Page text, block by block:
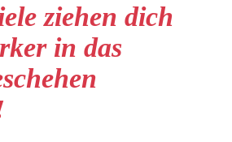
ziehen dich
in das